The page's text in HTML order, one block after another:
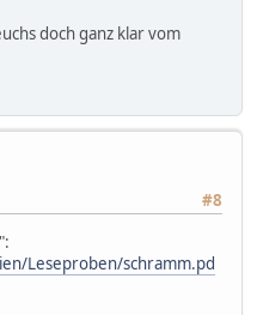
doch ganz klar vom
#8
Leseproben/schramm.pd